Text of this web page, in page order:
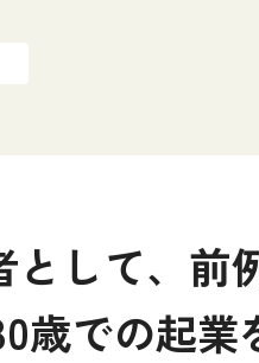
として、前
での起業